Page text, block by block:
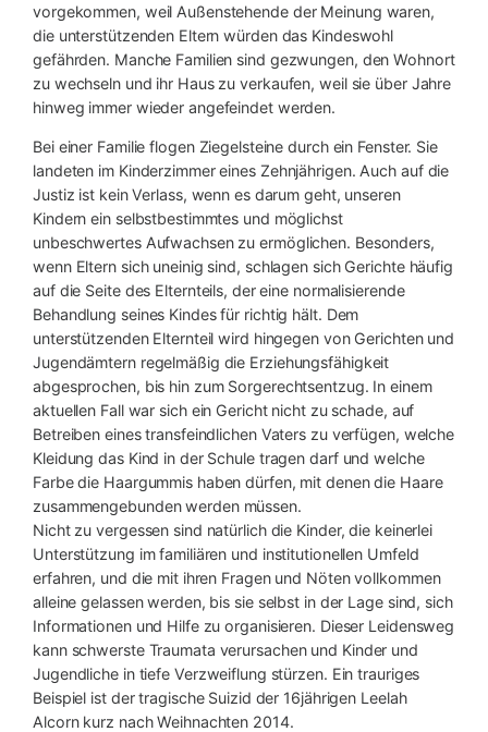
vorgekommen, weil Außenstehende der Meinung waren,
die unterstützenden Eltern würden das Kindeswohl
gefährden. Manche Familien sind gezwungen, den Wohnort
zu wechseln und ihr Haus zu verkaufen, weil sie über Jahre
hinweg immer wieder angefeindet werden.
Bei einer Familie flogen Ziegelsteine durch ein Fenster. Sie
landeten im Kinderzimmer eines Zehnjährigen. Auch auf die
Justiz ist kein Verlass, wenn es darum geht, unseren
Kindern ein selbstbestimmtes und möglichst
unbeschwertes Aufwachsen zu ermöglichen. Besonders,
wenn Eltern sich uneinig sind, schlagen sich Gerichte häufig
auf die Seite des Elternteils, der eine normalisierende
Behandlung seines Kindes für richtig hält. Dem
unterstützenden Elternteil wird hingegen von Gerichten und
Jugendämtern regelmäßig die Erziehungsfähigkeit
abgesprochen, bis hin zum Sorgerechtsentzug. In einem
aktuellen Fall war sich ein Gericht nicht zu schade, auf
Betreiben eines transfeindlichen Vaters zu verfügen, welche
Kleidung das Kind in der Schule tragen darf und welche
Farbe die Haargummis haben dürfen, mit denen die Haare
zusammengebunden werden müssen.
Nicht zu vergessen sind natürlich die Kinder, die keinerlei
Unterstützung im familiären und institutionellen Umfeld
erfahren, und die mit ihren Fragen und Nöten vollkommen
alleine gelassen werden, bis sie selbst in der Lage sind, sich
Informationen und Hilfe zu organisieren. Dieser Leidensweg
kann schwerste Traumata verursachen und Kinder und
Jugendliche in tiefe Verzweiflung stürzen. Ein trauriges
Beispiel ist der tragische Suizid der 16jährigen Leelah
Alcorn kurz nach Weihnachten 2014.